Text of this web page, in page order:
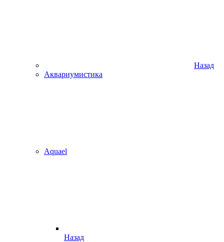
Назад
Аквариумистика
Aquael
Назад